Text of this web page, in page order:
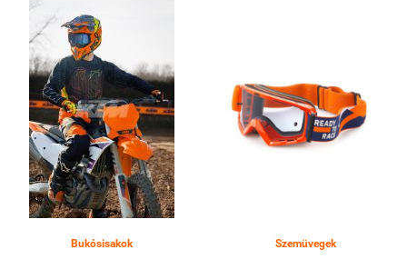
Bukósisakok Szemüvegek